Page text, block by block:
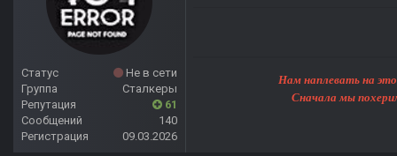
Статус
Не в сети
Группа
Сталкеры
Репутация
61
Сообщений
140
Регистрация
09.03.2026
Нам наплевать на этот
Сначала мы похерим